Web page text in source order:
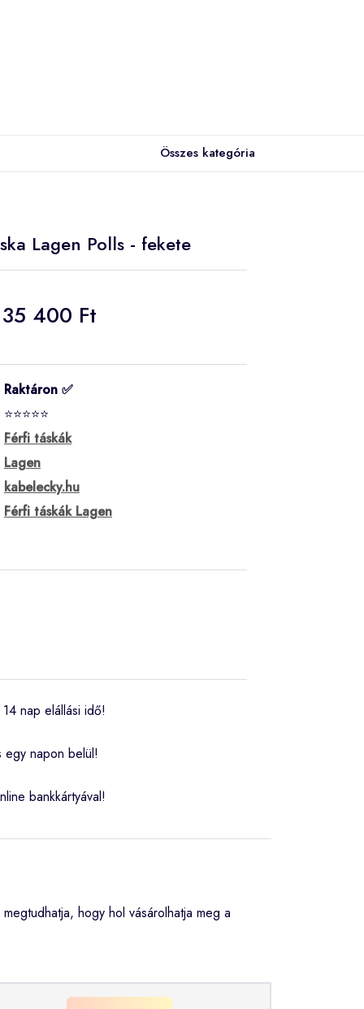
Összes kategória
Lagen Polls - fekete
35 400 Ft
Raktáron ✅
⭐⭐⭐⭐⭐
Férfi táskák
Lagen
kabelecky.hu
Férfi táskák Lagen
nap elállási idő!
egy napon belül!
bankkártyával!
hogy hol vásárolhatja meg a